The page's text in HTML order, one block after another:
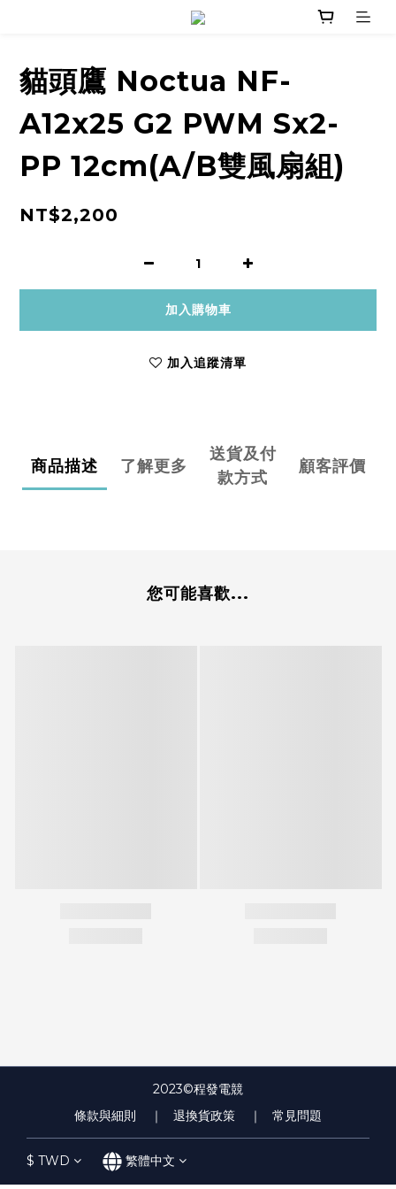
貓頭鷹 Noctua NF-
A12x25 G2 PWM Sx2-
PP 12cm(A/B雙風扇組)
NT$2,200
加入購物車
加入追蹤清單
商品描述 了解更多
送貨及付
款方式
顧客評價
您可能喜歡...
2023©程發電競
條款與細則
｜ 退換貨政策 ｜ 常見問題
$ TWD 繁體中文